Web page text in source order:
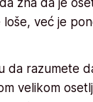
loše, već je
da razumete
velikom